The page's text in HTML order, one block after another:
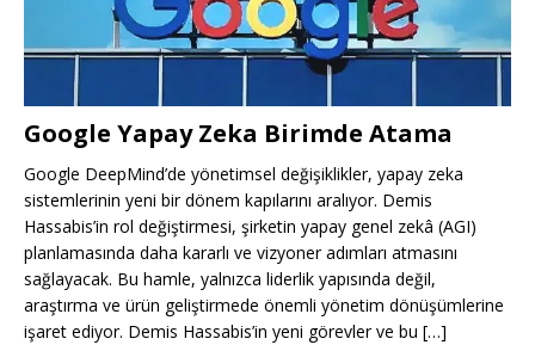
Google Yapay Zeka Birimde Atama
Google DeepMind’de yönetimsel değişiklikler, yapay zeka
sistemlerinin yeni bir dönem kapılarını aralıyor. Demis
Hassabis’in rol değiştirmesi, şirketin yapay genel zekâ (AGI)
planlamasında daha kararlı ve vizyoner adımları atmasını
sağlayacak. Bu hamle, yalnızca liderlik yapısında değil,
araştırma ve ürün geliştirmede önemli yönetim dönüşümlerine
işaret ediyor. Demis Hassabis’in yeni görevler ve bu […]